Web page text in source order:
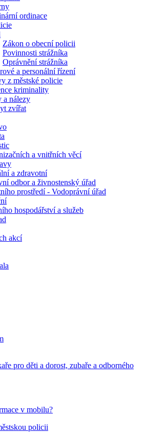
ordinace
Zákon o obecní policii
Povinnosti strážníka
Oprávnění strážníka
a personální řízení
z městské policie
kriminality
a nálezy
zvířat
a vnitřních věcí
a zdravotní
odbor a živnostenský úřad
prostředí - Vodoprávní úřad
hospodářství a služeb
akcí
pro děti a dorost, zubaře a odborného
v mobilu?
policii